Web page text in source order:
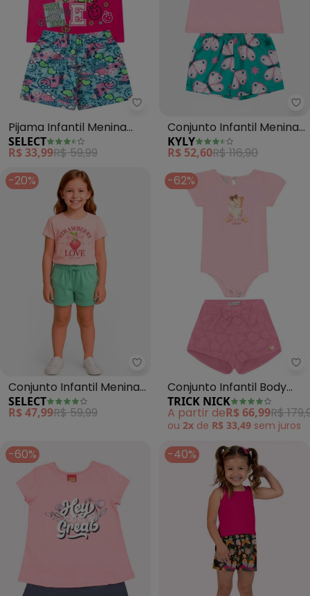
Select - Pijama Infantil Menina
Pijama Infantil Menina
Curto Algodão (Rosa)
SELECT
R$ 33,99R$ 59,99
Conjunto Infantil Menina
Borboletas (Rosa)
KYLY
R$ 52,60R$ 116,90
-20%
Select - Conjunto Infantil
Conjunto Infantil Menina
Blusa com Shorts (Rosa)
SELECT
R$ 47,99R$ 59,99
-62%
Conjunto Infantil Body
com Shorts (Rosa)
TRICK NICK
A partir deR$ 66,99R$
ou 2x de R$ 33,49 sem juros
-60% -40%